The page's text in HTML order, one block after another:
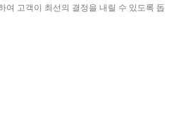
여 고객이 최선의 결정을 내릴 수 있도록 돕